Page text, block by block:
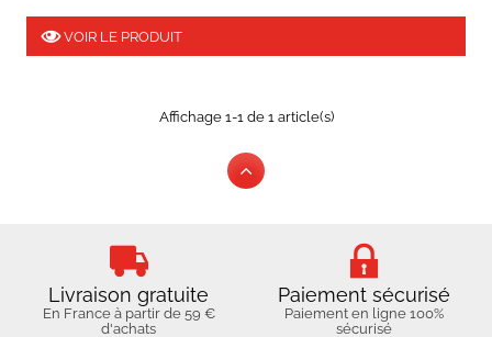
VOIR LE PRODUIT
Affichage 1-1 de 1 article(s)
Livraison gratuite
En France à partir de 59 €
d'achats
Paiement sécurisé
Paiement en ligne 100%
sécurisé